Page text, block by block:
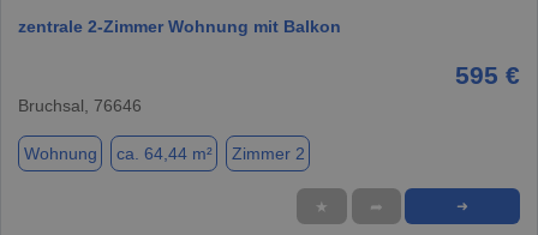
zentrale 2-Zimmer Wohnung mit Balkon
595 €
Bruchsal, 76646
Wohnung ca. 64,44 m² Zimmer 2
★ ➦ ➜